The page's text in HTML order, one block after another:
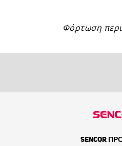
Φόρτωση
SENCOR